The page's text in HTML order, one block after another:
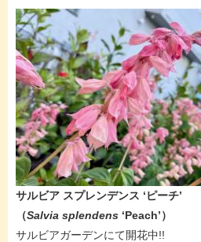
サルビア スプレンデンス ‘ピーチ’​​
（Salvia splendens ‘Peach’​）
サルビアガーデンにて開花中!!